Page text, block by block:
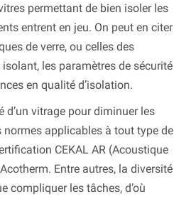
permettant de bien isoler les
entrent en jeu. On peut en citer
de verre, ou celles des
les paramètres de sécurité
en qualité d’isolation.
d’un vitrage pour diminuer les
normes applicables à tout type de
CEKAL AR (Acoustique
Entre autres, la diversité
compliquer les tâches, d’où